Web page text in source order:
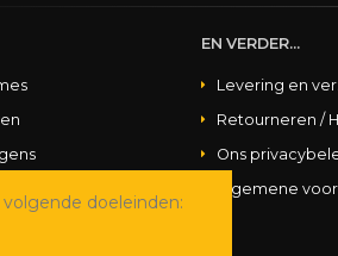
EN VERDER...
Levering en
Retourneren /
Ons
Algemene
doeleinden: